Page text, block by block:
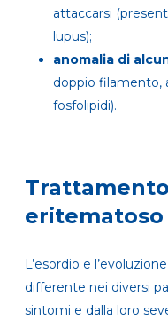
attaccarsi
lupus);
anomalia di
doppio filamento,
fosfolipidi).
L’esordio e
differente nei diversi
sintomi e dalla loro